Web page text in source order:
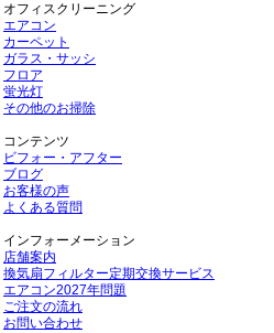
オフィスクリーニング
エアコン
カーペット
ガラス・サッシ
フロア
蛍光灯
その他のお掃除
コンテンツ
ビフォー・アフター
ブログ
お客様の声
よくある質問
インフォーメーション
店舗案内
換気扇フィルター定期交換サービス
エアコン2027年問題
ご注文の流れ
お問い合わせ